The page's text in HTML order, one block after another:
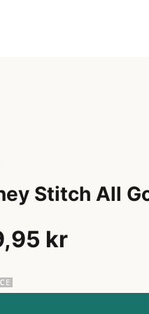
Stitch All
kr